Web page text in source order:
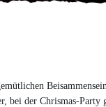
bei der Chrismas-Party